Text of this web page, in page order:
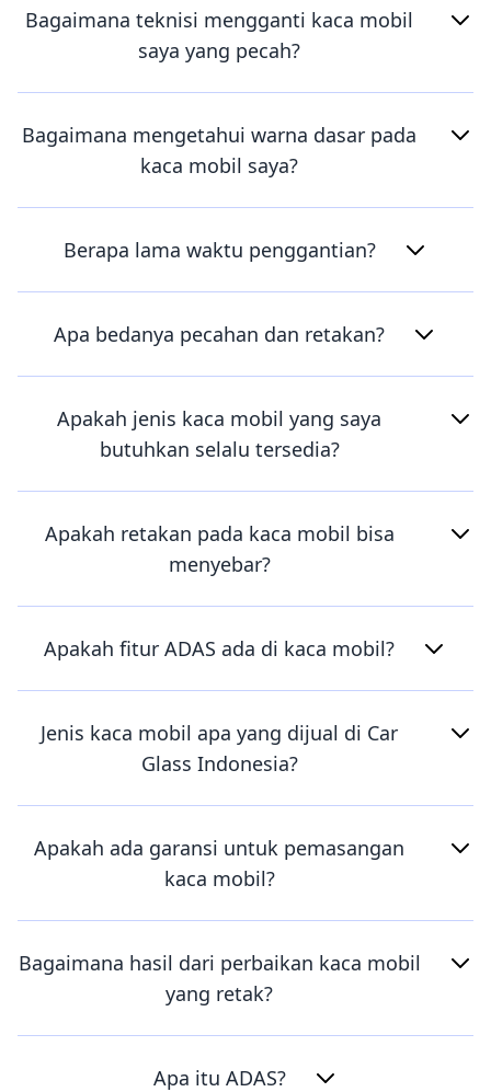
Bagaimana teknisi mengganti kaca mobil
saya yang pecah?
Bagaimana mengetahui warna dasar pada
kaca mobil saya?
Berapa lama waktu penggantian?
Apa bedanya pecahan dan retakan?
Apakah jenis kaca mobil yang saya
butuhkan selalu tersedia?
Apakah retakan pada kaca mobil bisa
menyebar?
Apakah fitur ADAS ada di kaca mobil?
Jenis kaca mobil apa yang dijual di Car
Glass Indonesia?
Apakah ada garansi untuk pemasangan
kaca mobil?
Bagaimana hasil dari perbaikan kaca mobil
yang retak?
Apa itu ADAS?